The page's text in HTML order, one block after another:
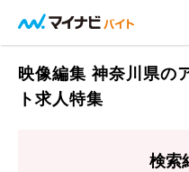
映像編集 神奈川県の
ト求人特集
検索